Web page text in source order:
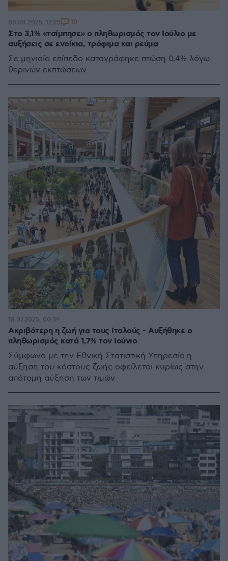
Στο 3,1% «τσίμπησε» ο πληθωρισμός τον Ιούλιο με
αυξήσεις σε ενοίκια, τρόφιμα και ρεύμα
Σε μηνιαίο επίπεδο καταγράφηκε πτώση 0,4% λόγω
θερινών εκπτώσεων
08.08.2025, 12:25 10
Ακριβότερη η ζωή για τους Ιταλούς - Αυξήθηκε ο
πληθωρισμός κατά 1,7% τον Ιούνιο
Σύμφωνα με την Εθνική Στατιστική Υπηρεσία η
αύξηση του κόστους ζωής οφείλεται κυρίως στην
απότομη αύξηση των τιμών
18.07.2025, 00:39